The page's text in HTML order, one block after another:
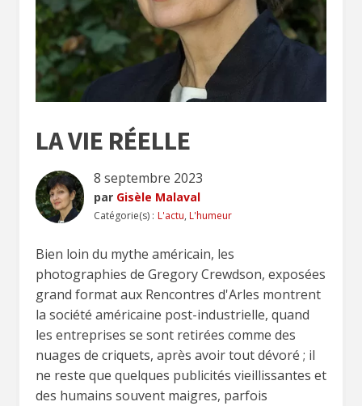
LA VIE RÉELLE
8 septembre 2023
par Gisèle Malaval
Catégorie(s) : L'actu, L'humeur
Bien loin du mythe américain, les
photographies de Gregory Crewdson, exposées
grand format aux Rencontres d'Arles montrent
la société américaine post-industrielle, quand
les entreprises se sont retirées comme des
nuages de criquets, après avoir tout dévoré ; il
ne reste que quelques publicités vieillissantes et
des humains souvent maigres, parfois